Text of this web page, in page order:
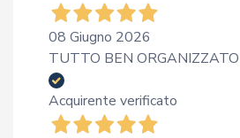
08 Giugno 2026
TUTTO BEN ORGANIZZATO
Acquirente verificato